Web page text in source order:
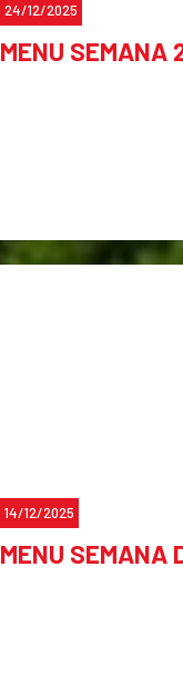
Carlos.
Muchas Gracias!!
24/12/2025
MENU SEMANA
14/12/2025
MENU SEMANA